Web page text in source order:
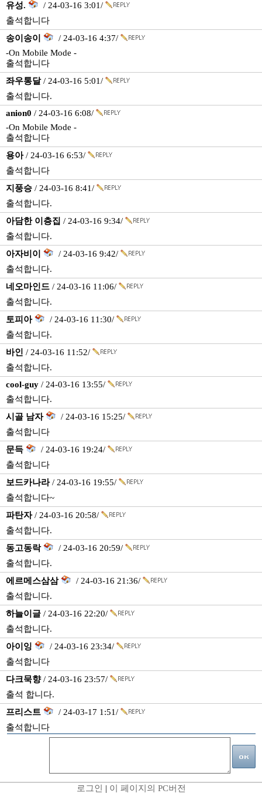
유성.
/ 24-03-16 3:01/
출석합니다
송이송이
/ 24-03-16 4:37/
-On Mobile Mode -
출석합니다
좌우통달/ 24-03-16 5:01/
출석합니다.
anion0 / 24-03-16 6:08/
-On Mobile Mode -
출석합니다
용아/ 24-03-16 6:53/
출석합니다
지풍승 / 24-03-16 8:41/
출석합니다.
아담한 이층집 / 24-03-16 9:34/
출석합니다.
아자비이
/ 24-03-16 9:42/
출석합니다.
네오마인드 / 24-03-16 11:06/
출석합니다.
토피아
/ 24-03-16 11:30/
출석합니다.
바인 / 24-03-16 11:52/
출석합니다.
cool-guy / 24-03-16 13:55/
출석합니다.
시골 남자
/ 24-03-16 15:25/
출석합니다
문득
/ 24-03-16 19:24/
출석합니다
보드카나라/ 24-03-16 19:55/
출석합니다~
파탄자/ 24-03-16 20:58/
출석합니다.
동고동락
/ 24-03-16 20:59/
출석합니다.
에르메스삼삼
/ 24-03-16 21:36/
출석합니다.
하늘이글 / 24-03-16 22:20/
출석합니다.
아이잉
/ 24-03-16 23:34/
출석합니다
다크묵향/ 24-03-16 23:57/
출석 합니다.
프리스트
/ 24-03-17 1:51/
출석합니다
로그인 | 이 페이지의 PC버전